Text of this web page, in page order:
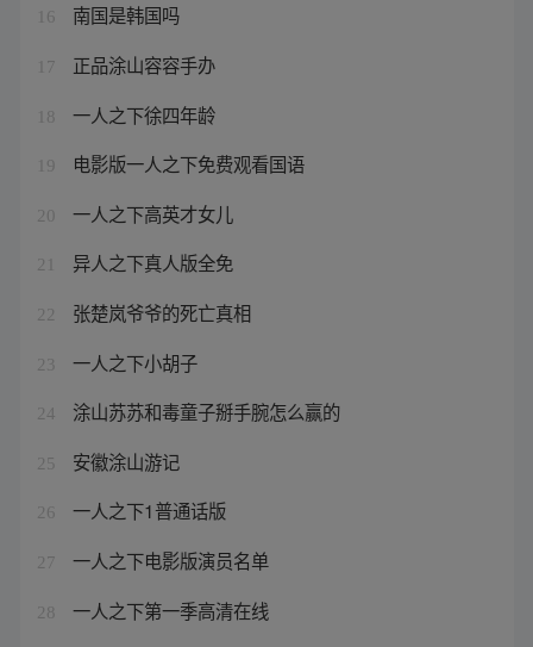
16 南国是韩国吗
17 正品涂山容容手办
18 一人之下徐四年龄
19 电影版一人之下免费观看国语
20 一人之下高英才女儿
21 异人之下真人版全免
22 张楚岚爷爷的死亡真相
23 一人之下小胡子
24 涂山苏苏和毒童子掰手腕怎么赢的
25 安徽涂山游记
26 一人之下1普通话版
27 一人之下电影版演员名单
28
一人之下第一季高清在线